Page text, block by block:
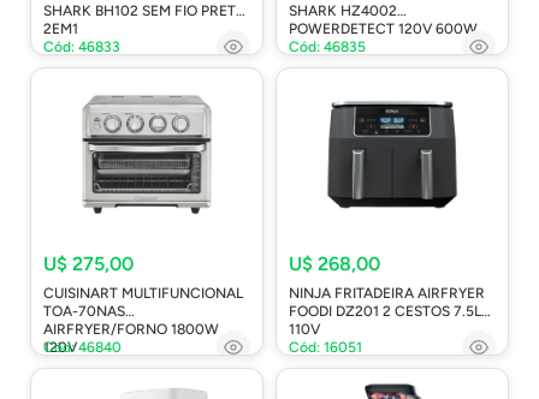
SHARK BH102 SEM FIO PRETO
2EM1
Cód: 46833
SHARK HZ4002
POWERDETECT 120V 600W
Cód: 46835
U$ 275,00
CUISINART MULTIFUNCIONAL
TOA-70NAS
AIRFRYER/FORNO 1800W
120V
Cód: 46840
U$ 268,00
NINJA FRITADEIRA AIRFRYER
FOODI DZ201 2 CESTOS 7.5L
110V
Cód: 16051